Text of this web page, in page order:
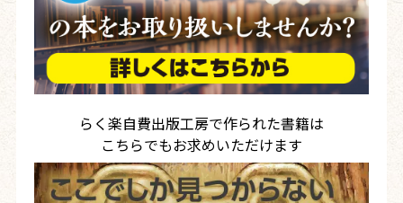
らく楽自費出版工房で作られた書籍は
こちらでもお求めいただけます